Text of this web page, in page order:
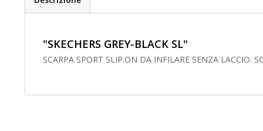
"SKECHERS GREY-BLACK SL"
SCARPA SPORT SLIP.ON DA INFILARE SENZA LACCIO.